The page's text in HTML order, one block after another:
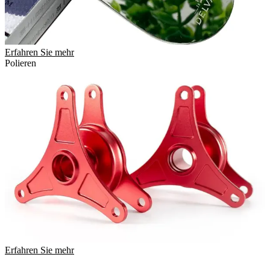
Erfahren Sie mehr
Polieren
Erfahren Sie mehr